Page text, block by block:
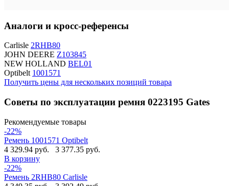
Аналоги и кросс-референсы
Carlisle 2RHB80
JOHN DEERE Z103845
NEW HOLLAND BEL01
Optibelt 1001571
Получить цены для нескольких позиций товара
Советы по эксплуатации ремня 0223195 Gates
Рекомендуемые товары
-22%
Ремень 1001571 Optibelt
4 329.94 руб.
3 377.35 руб.
В корзину
-22%
Ремень 2RHB80 Carlisle